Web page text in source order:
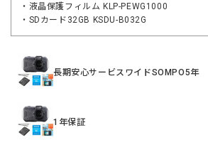
・液晶保護フィルム KLP-PEWG1000
・SDカード32GB KSDU-B032G
長期安心サービスワイドSOMPO5年
1年保証